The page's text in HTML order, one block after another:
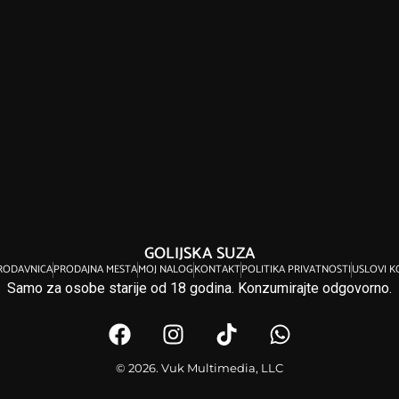
GOLIJSKA SUZA
PRODAJNA MESTAMOJ NALOGKONTAKTPOLITIKA PRIVATNOSTIUSLOVI
Samo za osobe starije od 18 godina. Konzumirajte odgovorno.
© 2026. Vuk Multimedia, LLC